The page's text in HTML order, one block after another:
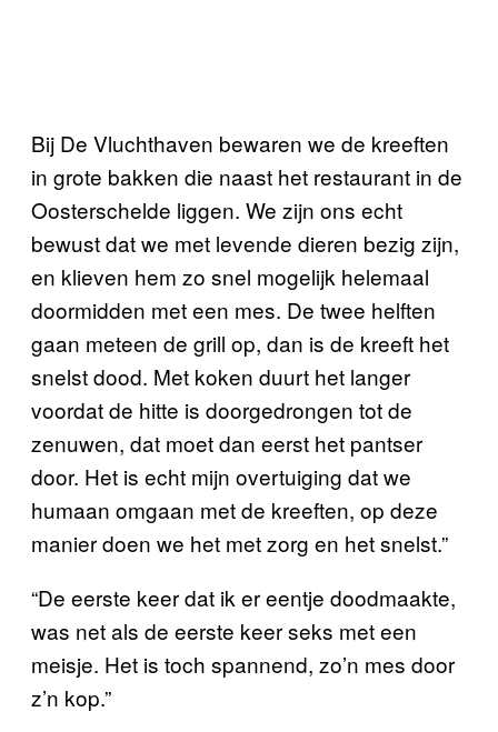
Bij De Vluchthaven bewaren we de kreeften
in grote bakken die naast het restaurant in de
Oosterschelde liggen. We zijn ons echt
bewust dat we met levende dieren bezig zijn,
en klieven hem zo snel mogelijk helemaal
doormidden met een mes. De twee helften
gaan meteen de grill op, dan is de kreeft het
snelst dood. Met koken duurt het langer
voordat de hitte is doorgedrongen tot de
zenuwen, dat moet dan eerst het pantser
door. Het is echt mijn overtuiging dat we
humaan omgaan met de kreeften, op deze
manier doen we het met zorg en het snelst.”
“De eerste keer dat ik er eentje doodmaakte,
was net als de eerste keer seks met een
meisje. Het is toch spannend, zo’n mes door
z’n kop.”